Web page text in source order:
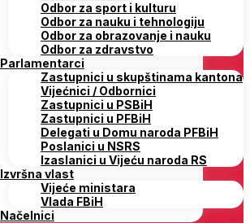
Odbor za sport i kulturu
Odbor za nauku i tehnologiju
Odbor za obrazovanje i nauku
Odbor za zdravstvo
Parlamentarci
Zastupnici u skupštinama kantona
Vijećnici / Odbornici
Zastupnici u PSBiH
Zastupnici u PFBiH
Delegati u Domu naroda PFBiH
Poslanici u NSRS
Izaslanici u Vijeću naroda RS
Izvršna vlast
Vijeće ministara
Vlada FBiH
Načelnici